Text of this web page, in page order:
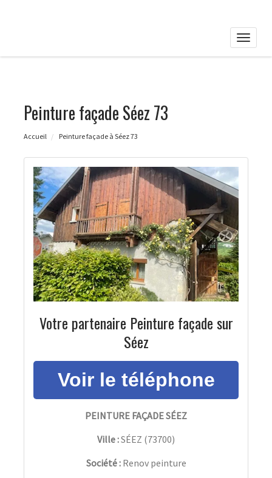
Toggle
Peinture façade Séez 73
Accueil Peinture façade à Séez 73
Votre partenaire Peinture façade sur
Séez
PEINTURE FAÇADE SÉEZ
Ville :SÉEZ (73700)
Société : Renov peinture